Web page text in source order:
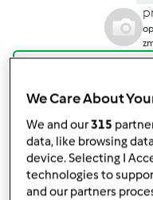
We Care About
We and our315
data, like browsing
device. Selecting I
technologies to
and our partners